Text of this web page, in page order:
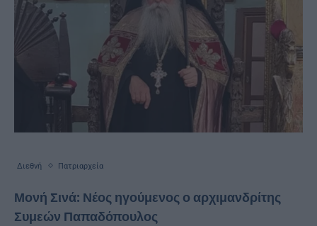
Διεθνή Πατριαρχεία
Μονή Σινά: Νέος ηγούμενος ο αρχιμανδρίτης
Συμεών Παπαδόπουλος